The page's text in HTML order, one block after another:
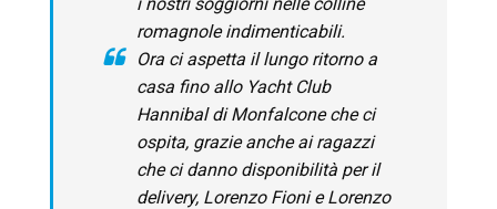
romagnole indimenticabili.
Ora ci aspetta il lungo ritorno a
casa fino allo Yacht Club
Hannibal di Monfalcone che ci
ospita, grazie anche ai ragazzi
che ci danno disponibilità per il
delivery, Lorenzo Fioni e Lorenzo